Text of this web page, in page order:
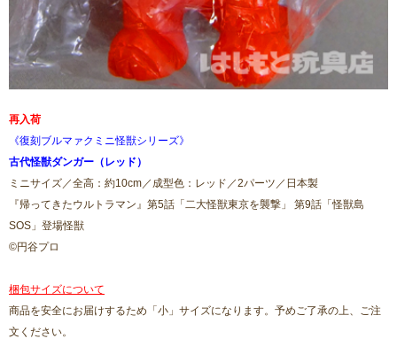
再入荷
《復刻ブルマァクミニ怪獣シリーズ》
古代怪獣ダンガー（レッド）
ミニサイズ／全高：約10cm／成型色：レッド／2パーツ／日本製
『帰ってきたウルトラマン』第5話「二大怪獣東京を襲撃」 第9話「怪獣島
SOS」登場怪獣
©円谷プロ
梱包サイズについて
商品を安全にお届けするため「小」サイズになります。予めご了承の上、ご注
文ください。